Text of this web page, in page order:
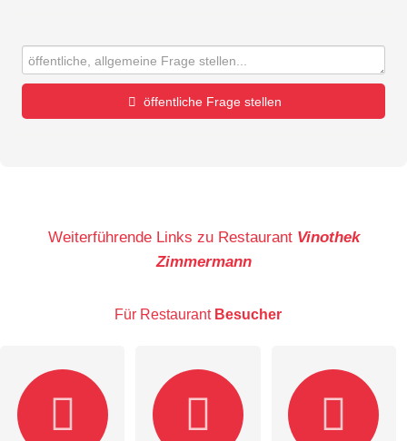
öffentliche Frage stellen
Weiterführende Links zu Restaurant Vinothek
Zimmermann
Für Restaurant Besucher